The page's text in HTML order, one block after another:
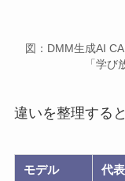
図：DMM生成AI
「学び
違いを整理する
モデル 代